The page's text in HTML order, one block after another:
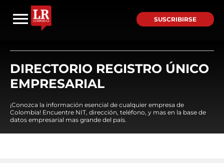
SUSCRIBIRSE
DIRECTORIO REGISTRO ÚNICO
EMPRESARIAL
¡Conozca la información esencial de cualquier empresa de
Colombia! Encuentre NIT, dirección, teléfono, y mas en la base de
datos empresarial mas grande del país.